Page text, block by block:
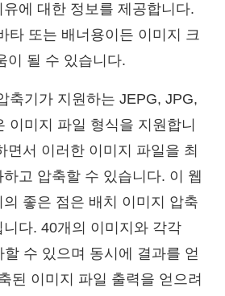
에 대한 정보를 제공합니다.
타 또는 배너용이든 이미지 크
이 될 수 있습니다.
축기가 지원하는 JEPG, JPG,
이미지 파일 형식을 지원합니
면서 이러한 이미지 파일을 최
고 압축할 수 있습니다. 이 웹
좋은 점은 배치 이미지 압축
다. 40개의 이미지와 각각
수 있으며 동시에 결과를 얻
된 이미지 파일 출력을 얻으려